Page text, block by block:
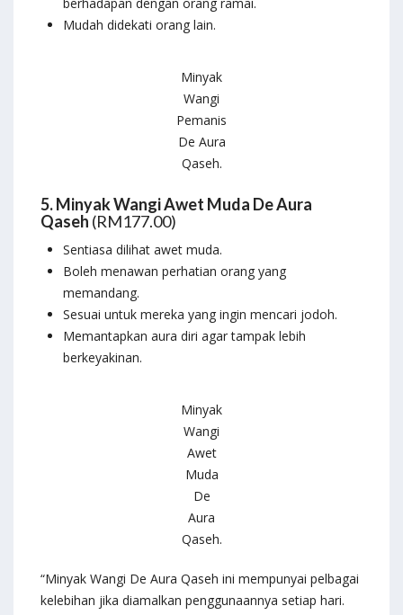
Mudah didekati orang lain.
Minyak
Wangi
Pemanis
De Aura
Qaseh.
5. Minyak Wangi Awet Muda De Aura
Qaseh (RM177.00)
Sentiasa dilihat awet muda.
Boleh menawan perhatian orang yang
memandang.
Sesuai untuk mereka yang ingin mencari jodoh.
Memantapkan aura diri agar tampak lebih
berkeyakinan.
Minyak
Wangi
Awet
Muda
De
Aura
Qaseh.
“Minyak Wangi De Aura Qaseh ini mempunyai pelbagai
kelebihan jika diamalkan penggunaannya setiap hari.